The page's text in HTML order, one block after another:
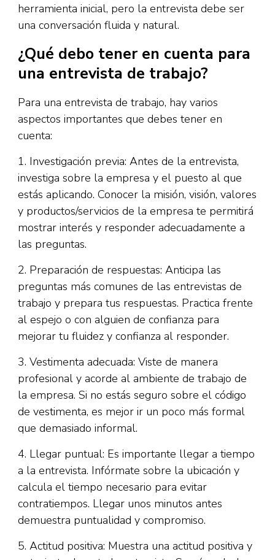
herramienta inicial, pero la entrevista debe ser
una conversación fluida y natural.
¿Qué debo tener en cuenta para
una entrevista de trabajo?
Para una entrevista de trabajo, hay varios
aspectos importantes que debes tener en
cuenta:
1. Investigación previa: Antes de la entrevista,
investiga sobre la empresa y el puesto al que
estás aplicando. Conocer la misión, visión, valores
y productos/servicios de la empresa te permitirá
mostrar interés y responder adecuadamente a
las preguntas.
2. Preparación de respuestas: Anticipa las
preguntas más comunes de las entrevistas de
trabajo y prepara tus respuestas. Practica frente
al espejo o con alguien de confianza para
mejorar tu fluidez y confianza al responder.
3. Vestimenta adecuada: Viste de manera
profesional y acorde al ambiente de trabajo de
la empresa. Si no estás seguro sobre el código
de vestimenta, es mejor ir un poco más formal
que demasiado informal.
4. Llegar puntual: Es importante llegar a tiempo
a la entrevista. Infórmate sobre la ubicación y
calcula el tiempo necesario para evitar
contratiempos. Llegar unos minutos antes
demuestra puntualidad y compromiso.
5. Actitud positiva: Muestra una actitud positiva y